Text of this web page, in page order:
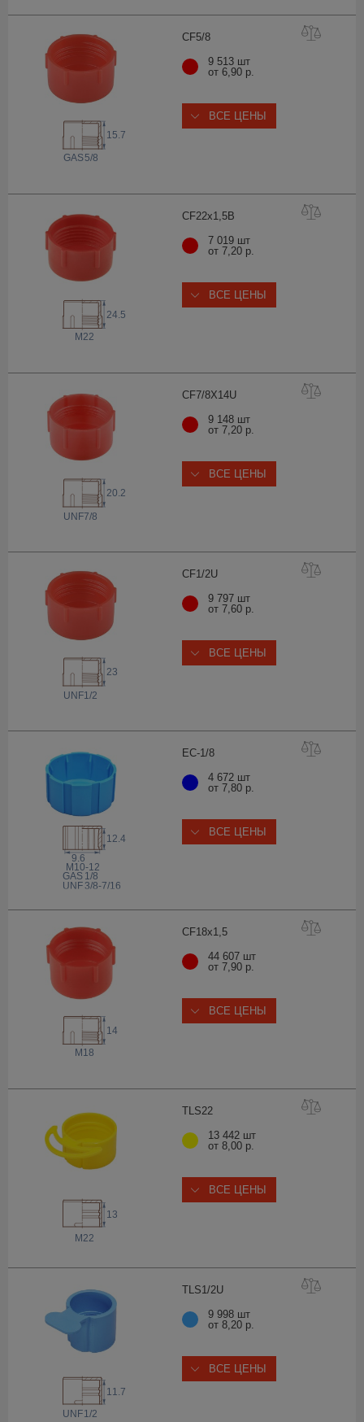
CF5/8
GAS5/8
15.7
9 513 шт
от 6,90 р.
ВСЕ ЦЕНЫ
CF22x1,5B
24.5
M22
7 019 шт
от 7,20 р.
ВСЕ ЦЕНЫ
CF7/8X14U
UNF7/8
20.2
9 148 шт
от 7,20 р.
ВСЕ ЦЕНЫ
CF1/2U
UNF1/2
23
9 797 шт
от 7,60 р.
ВСЕ ЦЕНЫ
EC-1/8
12.4
9.6
GAS 1/8
UNF 3/8-7/16
M10-12
4 672 шт
от 7,80 р.
ВСЕ ЦЕНЫ
CF18x1,5
14
M18
44 607 шт
от 7,90 р.
ВСЕ ЦЕНЫ
TLS22
13
M22
13 442 шт
от 8,00 р.
ВСЕ ЦЕНЫ
TLS1/2U
11.7
UNF1/2
9 998 шт
от 8,20 р.
ВСЕ ЦЕНЫ